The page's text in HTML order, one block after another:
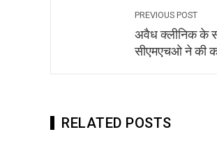
PREVIOUS POST
अवैध क्लीनिक के
सीएमएचओ ने की
RELATED POSTS